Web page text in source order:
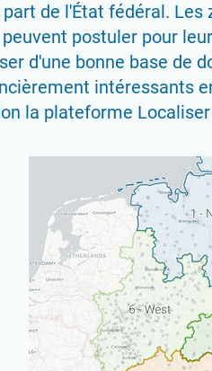
de l'État fédéral.
postuler pour
d'une bonne base de
intéressants
la plateforme